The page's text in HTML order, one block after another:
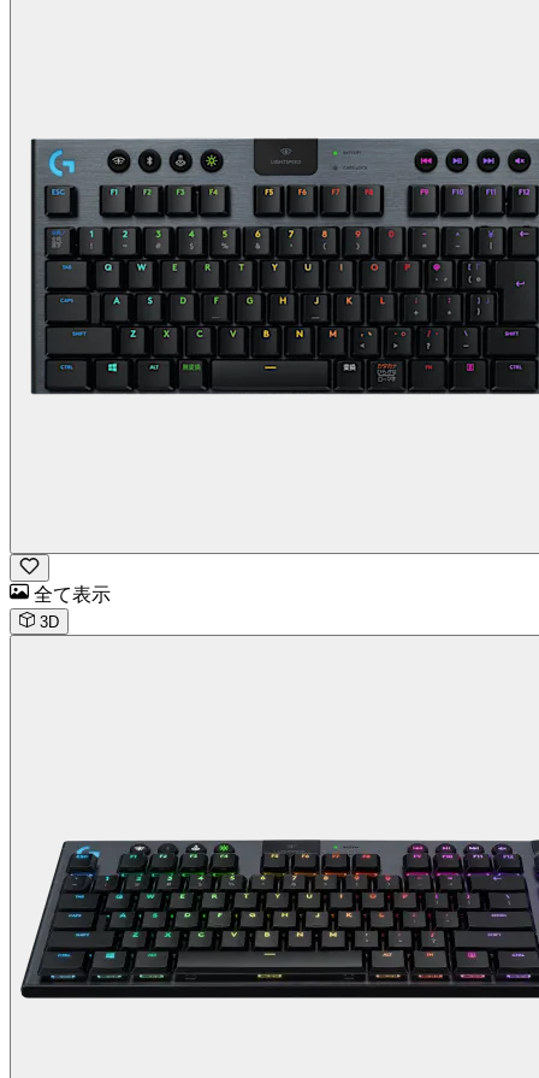
全て表示
3D